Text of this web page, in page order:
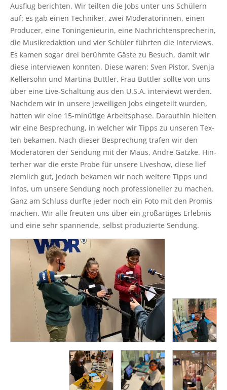
Aus­flug berich­ten. Wir teil­ten die Jobs unter uns Schü­lern
auf: es gab einen Tech­ni­ker, zwei Mode­ra­to­rin­nen, einen
Pro­du­cer, eine Ton­in­ge­nieu­rin, eine Nach­rich­ten­spre­che­rin,
die Musik­re­dak­ti­on und vier Schü­ler führ­ten die Inter­views.
Es kamen sogar drei berühm­te Gäs­te zu Besuch, damit wir
die­se inter­view­en konn­ten. Die­se waren: Sven Pis­tor, Sven­ja
Kel­ler­sohn und Mar­ti­na Buttler. Frau Buttler soll­te von uns
über eine Live-Schal­tung aus den U.S.A. inter­viewt wer­den.
Nach­dem wir in unse­re jewei­li­gen Jobs ein­ge­teilt wur­den,
hat­ten wir eine 15-minü­ti­ge Arbeits­pha­se. Dar­auf­hin hiel­ten
wir eine Bespre­chung, in wel­cher wir Tipps zu unse­ren Tex­
ten beka­men. Nach die­ser Bespre­chung tra­fen wir den
Mode­ra­to­ren der Sen­dung mit der Maus, And­re Gatz­ke. Hin­
ter­her war die ers­te Pro­be für unse­re Live­show, die­se lief
ziem­lich gut, jedoch beka­men wir noch wei­te­re Tipps und
Infos, um unse­re Sen­dung noch pro­fes­sio­nel­ler zu machen.
Ganz am Schluss durf­te jeder noch ein Foto mit den Pro­mis
machen. Wir alle freu­ten uns über ein groß­ar­ti­ges Erleb­nis
und eine sehr span­nen­de, selbst pro­du­zier­te Sendung.